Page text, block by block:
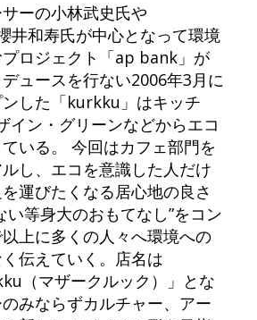
ーの小林武史氏や
井和寿氏が中心となって環境
ロジェクト「ap bank」が
ュースを行ない2006年3月に
した「kurkku」はキッチ
イン・グリーンなどからエコ
いる。 今回はカフェ部門を
し、エコを意識した人だけ
運びたくなる居心地の良さ
い等身大のおもてなし”をコン
上に多くの人々へ環境への
伝えていく。店名は
（マザークルック）」とな
みならずカルチャー、アー